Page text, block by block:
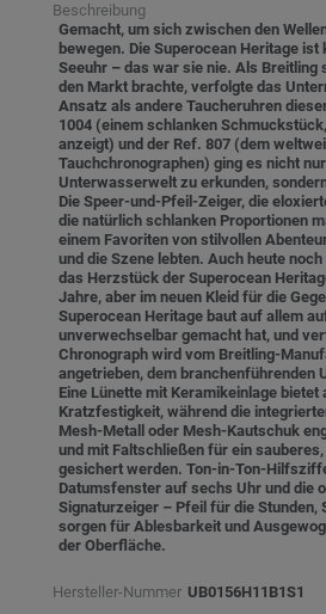
Beschreibung
Gemacht, um sich zwischen den
bewegen. Die Superocean Heritage ist
Seeuhr – das war sie nie. Als Breitling
den Markt brachte, verfolgte das
Ansatz als andere Taucheruhren
1004 (einem schlanken
anzeigt) und der Ref. 807 (dem
Tauchchronographen) ging es nicht
Unterwasserwelt zu erkunden,
Die Speer-und-Pfeil-Zeiger, die
die natürlich schlanken Proportionen
einem Favoriten von stilvollen
und die Szene lebten. Auch heute
das Herzstück der Superocean
Jahre, aber im neuen Kleid für die
Superocean Heritage baut auf allem
unverwechselbar gemacht hat, und
Chronograph wird vom Breitling-
angetrieben, dem branchenführenden
Eine Lünette mit Keramikeinlage
Kratzfestigkeit, während die
Mesh-Metall oder Mesh-Kautschuk
und mit Faltschließen für ein
gesichert werden. Ton-in-Ton-
Datumsfenster auf sechs Uhr und die
Signaturzeiger – Pfeil für die Stunden,
sorgen für Ablesbarkeit und
der Oberfläche.
Hersteller-Nummer UB0156H11B1S1